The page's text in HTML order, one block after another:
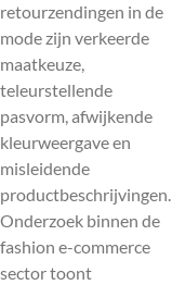
retourzendingen in de
mode zijn verkeerde
maatkeuze,
teleurstellende
pasvorm, afwijkende
kleurweergave en
misleidende
productbeschrijvingen.
Onderzoek binnen de
fashion e-commerce
sector toont